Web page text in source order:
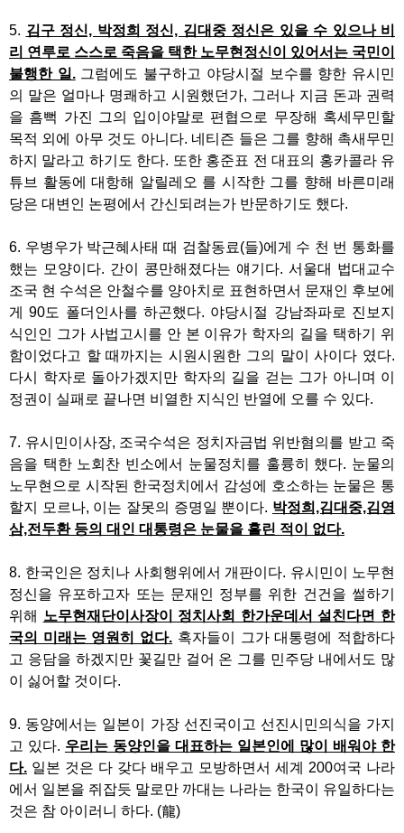
5. 김구 정신, 박정희 정신, 김대중 정신은 있을 수 있으나 비
리 연루로 스스로 죽음을 택한 노무현정신이 있어서는 국민이
불행한 일.그럼에도 불구하고 야당시절 보수를 향한 유시민
의 말은 얼마나 명쾌하고 시원했던가, 그러나 지금 돈과 권력
을 흠뻑 가진 그의 입이야말로 편협으로 무장해 혹세무민할
목적 외에 아무 것도 아니다. 네티즌 들은 그를 향해 촉새무민
하지 말라고 하기도 한다. 또한 홍준표 전 대표의 홍카콜라 유
튜브 활동에 대항해 알릴레오 를 시작한 그를 향해 바른미래
당은 대변인 논평에서 간신되려는가 반문하기도 했다.
6. 우병우가 박근혜사태 때 검찰동료(들)에게 수 천 번 통화를
했는 모양이다. 간이 콩만해졌다는 얘기다. 서울대 법대교수
조국 현 수석은 안철수를 양아치로 표현하면서 문재인 후보에
게 90도 폴더인사를 하곤했다. 야당시절 강남좌파로 진보지
식인인 그가 사법고시를 안 본 이유가 학자의 길을 택하기 위
함이었다고 할 때까지는 시원시원한 그의 말이 사이다 였다.
다시 학자로 돌아가겠지만 학자의 길을 걷는 그가 아니며 이
정권이 실패로 끝나면 비열한 지식인 반열에 오를 수 있다.
7. 유시민이사장, 조국수석은 정치자금법 위반혐의를 받고 죽
음을 택한 노회찬 빈소에서 눈물정치를 훌륭히 했다. 눈물의
노무현으로 시작된 한국정치에서 감성에 호소하는 눈물은 통
할지 모르나, 이는 잘못의 증명일 뿐이다. 박정희,김대중,김영
삼,전두환 등의 대인 대통령은 눈물을 흘린 적이 없다.
8. 한국인은 정치나 사회행위에서 개판이다. 유시민이 노무현
정신을 유포하고자 또는 문재인 정부를 위한 건건을 썰하기
위해 노무현재단이사장이 정치사회 한가운데서 설친다면 한
국의 미래는 영원히 없다. 혹자들이 그가 대통령에 적합하다
고 응담을 하겠지만 꽃길만 걸어 온 그를 민주당 내에서도 많
이 싫어할 것이다.
9. 동양에서는 일본이 가장 선진국이고 선진시민의식을 가지
고 있다. 우리는 동양인을 대표하는 일본인에 많이 배워야 한
다. 일본 것은 다 갖다 배우고 모방하면서 세계 200여국 나라
에서 일본을 쥐잡듯 말로만 까대는 나라는 한국이 유일하다는
것은 참 아이러니 하다. (龍)